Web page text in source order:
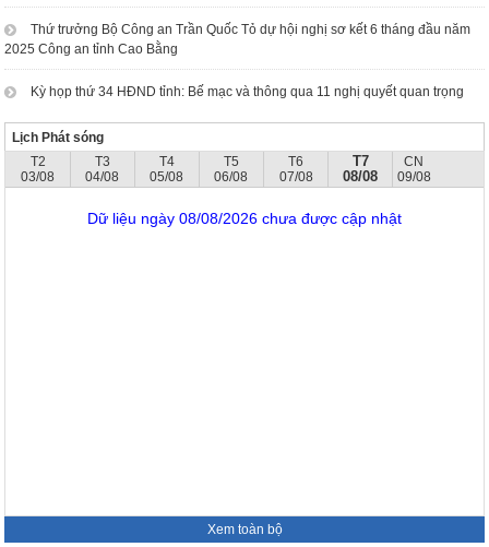
Thứ trưởng Bộ Công an Trần Quốc Tỏ dự hội nghị sơ kết 6 tháng đầu năm
2025 Công an tỉnh Cao Bằng
Kỳ họp thứ 34 HĐND tỉnh: Bế mạc và thông qua 11 nghị quyết quan trọng
Lịch Phát sóng
T2
03/08
T3
04/08
T4
05/08
T5
06/08
T6
07/08
T7
08/08
CN
09/08
Dữ liệu ngày 08/08/2026 chưa được cập nhật
Xem toàn bộ